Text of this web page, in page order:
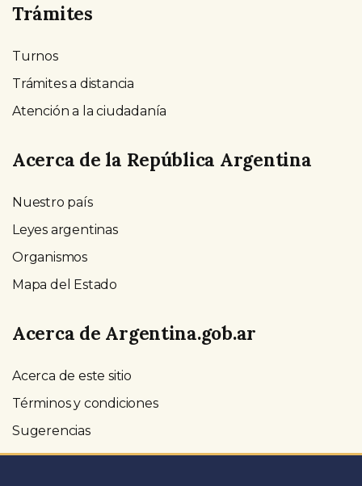
Trámites
Turnos
Trámites a distancia
Atención a la ciudadanía
Acerca de la República Argentina
Nuestro país
Leyes argentinas
Organismos
Mapa del Estado
Acerca de Argentina.gob.ar
Acerca de este sitio
Términos y condiciones
Sugerencias